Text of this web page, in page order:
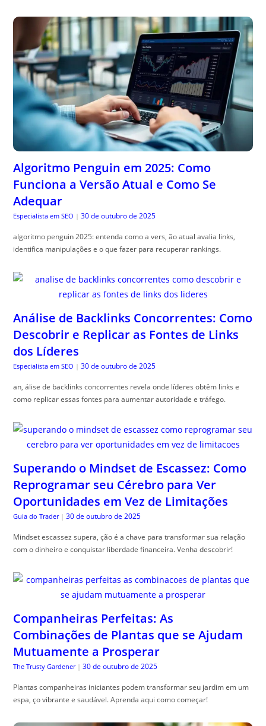
Algoritmo Penguin em 2025: Como
Funciona a Versão Atual e Como Se
Adequar
Especialista em SEO | 30 de outubro de 2025
algoritmo penguin 2025: entenda como a vers, ão atual avalia links,
identifica manipulações e o que fazer para recuperar rankings.
Análise de Backlinks Concorrentes: Como
Descobrir e Replicar as Fontes de Links
dos Líderes
Especialista em SEO | 30 de outubro de 2025
an, álise de backlinks concorrentes revela onde líderes obtêm links e
como replicar essas fontes para aumentar autoridade e tráfego.
Superando o Mindset de Escassez: Como
Reprogramar seu Cérebro para Ver
Oportunidades em Vez de Limitações
Guia do Trader | 30 de outubro de 2025
Mindset escassez supera, ção é a chave para transformar sua relação
com o dinheiro e conquistar liberdade financeira. Venha descobrir!
Companheiras Perfeitas: As
Combinações de Plantas que se Ajudam
Mutuamente a Prosperar
The Trusty Gardener | 30 de outubro de 2025
Plantas companheiras iniciantes podem transformar seu jardim em um
espa, ço vibrante e saudável. Aprenda aqui como começar!